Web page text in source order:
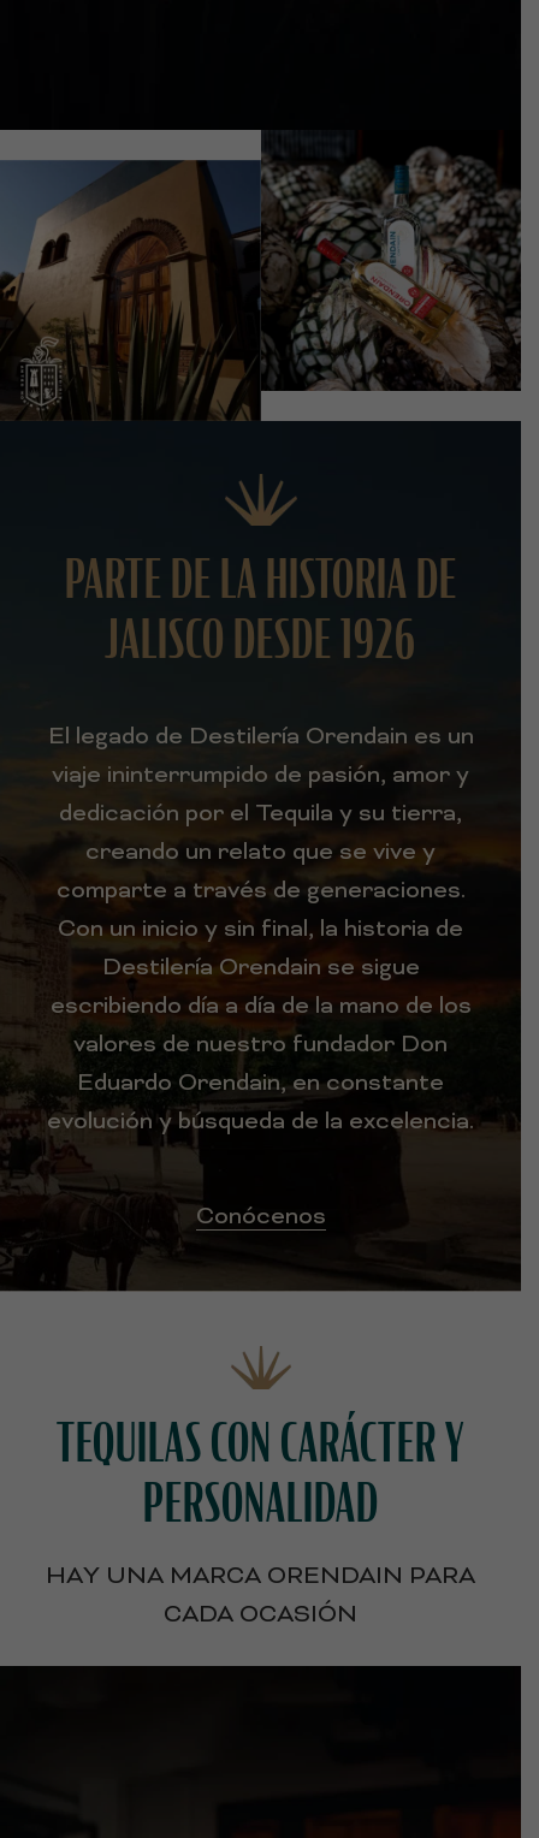
PARTE DE LA HISTORIA DE
JALISCO DESDE 1926
El legado de Destilería Orendain es un
viaje ininterrumpido de pasión, amor y
dedicación por el Tequila y su tierra,
creando un relato que se vive y
comparte a través de generaciones.
Con un inicio y sin final, la historia de
Destilería Orendain se sigue
escribiendo día a día de la mano de los
valores de nuestro fundador Don
Eduardo Orendain, en constante
evolución y búsqueda de la excelencia.
Conócenos
TEQUILAS CON CARÁCTER Y
PERSONALIDAD
HAY UNA MARCA ORENDAIN PARA
CADA OCASIÓN